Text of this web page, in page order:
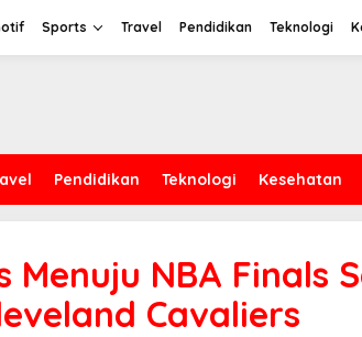
Sports Travel Pendidikan Teknologi
Pendidikan Teknologi Kesehatan
Menuju NBA Finals
Cavaliers